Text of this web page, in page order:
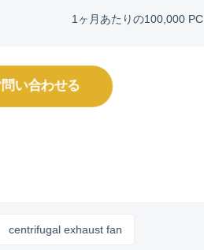
1ヶ月あたりの100,000 PC
い合わせる
exhaust fan